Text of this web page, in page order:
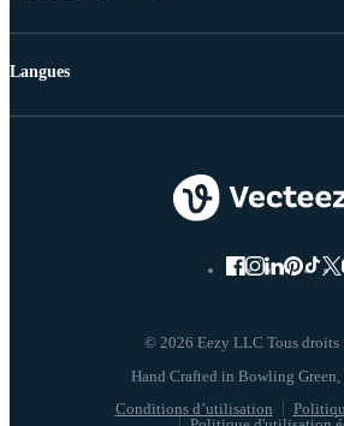
© 2026 Eezy LLC Tous droits
Conditions d’utilisation
Langues